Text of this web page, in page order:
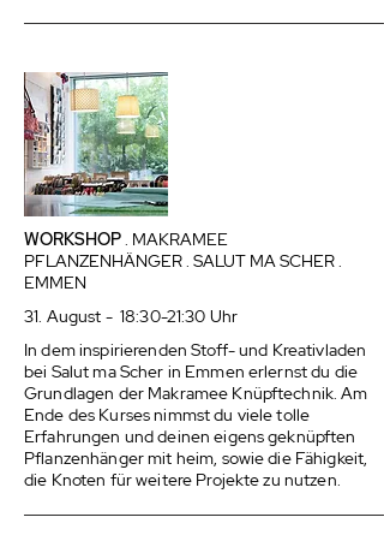
WORKSHOP. MAKRAMEE
PFLANZENHÄNGER . SALUT MA SCHER .
EMMEN
31. August - 18:30-21:30 Uhr
In dem inspirierenden Stoff- und Kreativladen
bei Salut ma Scher in Emmen erlernst du die
Grundlagen der Makramee Knüpftechnik. Am
Ende des Kurses nimmst du viele tolle
Erfahrungen und deinen eigens geknüpften
Pflanzenhänger mit heim, sowie die Fähigkeit,
die Knoten für weitere Projekte zu nutzen.